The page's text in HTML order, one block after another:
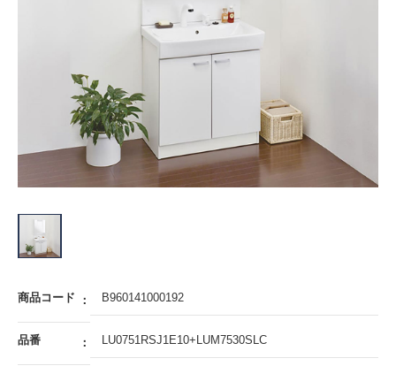
商品コード B960141000192
品番 LU0751RSJ1E10+LUM7530SLC